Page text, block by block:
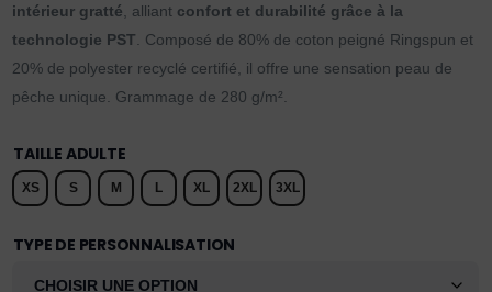
intérieur gratté , alliant confort et durabilité grâce à la
technologie PST . Composé de 80% de coton peigné Ringspun et
20% de polyester recyclé certifié, il offre une sensation peau de
pêche unique. Grammage de 280 g/m².
TAILLE ADULTE
XS S M L XL 2XL 3XL
TYPE DE PERSONNALISATION